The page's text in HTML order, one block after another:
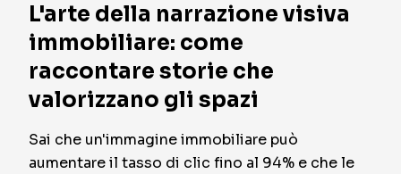
L'arte della narrazione visiva
immobiliare: come
raccontare storie che
valorizzano gli spazi
Sai che un'immagine immobiliare può
aumentare il tasso di clic fino al 94% e che le